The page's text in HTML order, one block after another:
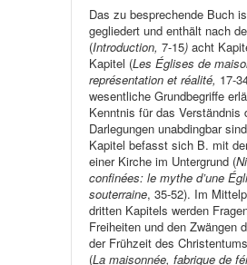
Das zu besprechende Buch
gegliedert und enthält nach
(Introduction,7-15)acht
Kapitel (Les Églises de
représentation et réalité, 17-
wesentliche Grundbegriffe
Kenntnis für das Verständnis
Darlegungen unabdingbar
Kapitel befasst sich B. mit
einer Kirche im Untergrund (
confinées: le mythe d’une
souterraine, 35-52). Im
dritten Kapitels werden
Freiheiten und den Zwängen
der Frühzeit des
(La maisonnée, fabrique de